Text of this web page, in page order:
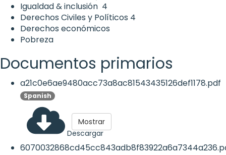
Igualdad & inclusión 4
Derechos Civiles y Políticos 4
Derechos económicos
Pobreza
Documentos primarios
a21c0e6ae9480acc73a8ac81543435126def1178.pdf
Spanish
Descargar
Mostrar